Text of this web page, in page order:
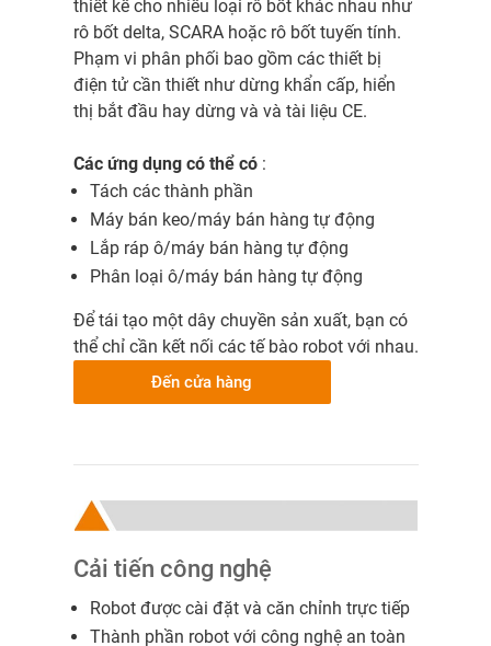
thiết kế cho nhiều loại rô bốt khác nhau như
rô bốt delta, SCARA hoặc rô bốt tuyến tính.
Phạm vi phân phối bao gồm các thiết bị
điện tử cần thiết như dừng khẩn cấp, hiển
thị bắt đầu hay dừng và và tài liệu CE.
Các ứng dụng có thể có:
Tách các thành phần
Máy bán keo/máy bán hàng tự động
Lắp ráp ô/máy bán hàng tự động
Phân loại ô/máy bán hàng tự động
Để tái tạo một dây chuyền sản xuất, bạn có
thể chỉ cần kết nối các tế bào robot với nhau.
Đến cửa hàng
Cải tiến công nghệ
Robot được cài đặt và căn chỉnh trực tiếp
Thành phần robot với công nghệ an toàn